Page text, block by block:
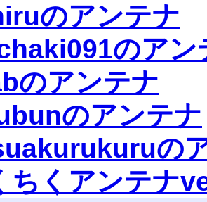
のアンテナ
のアン
のアンテナ
のアンテナ
の
ちくアンテナ